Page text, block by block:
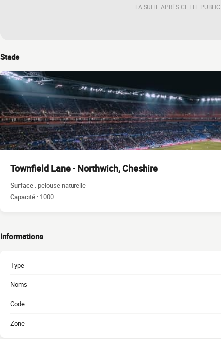
LA SUITE APRÈS CETTE
Stade
Townfield Lane - Northwich, Cheshire
Surface : pelouse naturelle
Capacité : 1000
Informations
Type
Noms
Code
Zone